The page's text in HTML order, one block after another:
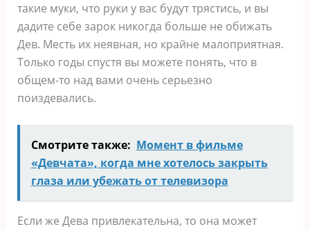
такие муки, что руки у вас будут трястись, и вы
дадите себе зарок никогда больше не обижать
Дев. Месть их неявная, но крайне малоприятная.
Только годы спустя вы можете понять, что в
общем-то над вами очень серьезно
поиздевались.
Смотрите также: Момент в фильме
«Девчата», когда мне хотелось закрыть
глаза или убежать от телевизора
Если же Дева привлекательна, то она может